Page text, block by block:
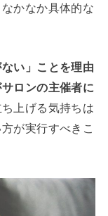
かなか具体的な
い」ことを理由
ロンの主催者に
上げる気持ちは
が実行すべきこ